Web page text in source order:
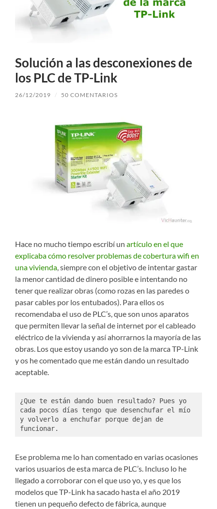
Solución a las desconexiones de
los PLC de TP-Link
26/12/2019 / 50 COMENTARIOS
Hace no mucho tiempo escribí unartículo en el que
explicaba cómo resolver problemas de cobertura wifi en
una vivienda, siempre con el objetivo de intentar gastar
la menor cantidad de dinero posible e intentando no
tener que realizar obras (como rozas en las paredes o
pasar cables por los entubados). Para ellos os
recomendaba el uso de PLC’s, que son unos aparatos
que permiten llevar la señal de internet por el cableado
eléctrico de la vivienda y así ahorrarnos la mayoría de las
obras. Los que estoy usando yo son de la marca TP-Link
y os he comentado que me están dando un resultado
aceptable.
¿Que te están dando buen resultado? Pues yo
cada pocos días tengo que desenchufar el mío
y volverlo a enchufar porque dejan de
funcionar.
Ese problema me lo han comentado en varias ocasiones
varios usuarios de esta marca de PLC’s. Incluso lo he
llegado a corroborar con el que uso yo, y es que los
modelos que TP-Link ha sacado hasta el año 2019
tienen un pequeño defecto de fábrica, aunque